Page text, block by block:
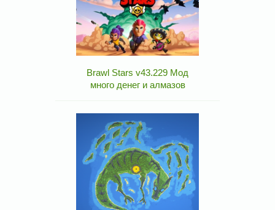
Brawl Stars v43.229 Мод
много денег и алмазов